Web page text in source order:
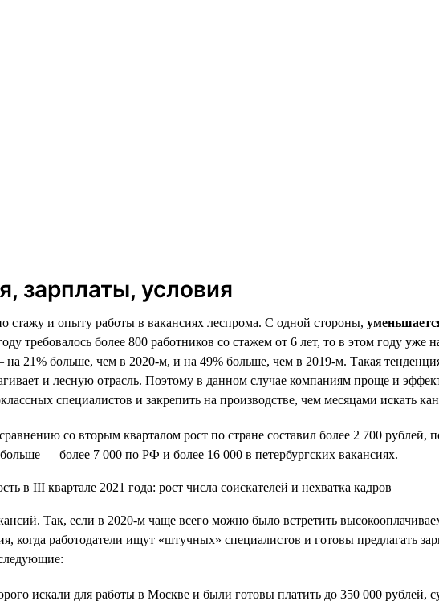
зарплаты, условия
стажу и опыту работы в вакансиях леспрома. С одной стороны,
требовалось более 800 работников со стажем от 6 лет, то в этом году
21% больше, чем в 2020-м, и на 49% больше, чем в 2019-м. Такая
и лесную отрасль. Поэтому в данном случае компаниям проще и
специалистов и закрепить на производстве, чем месяцами искать
со вторым кварталом рост по стране составил более 2 700
— более 7 000 по РФ и более 16 000 в петербургских вакансиях.
Так, если в 2020-м чаще всего можно было встретить
когда работодатели ищут «штучных» специалистов и готовы предлагать
искали для работы в Москве и были готовы платить до 350 000 рублей,